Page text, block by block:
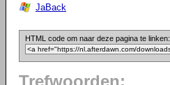
JaBack
HTML code om naar deze pagina te linken: